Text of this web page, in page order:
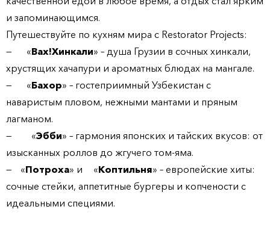
и запоминающимся.
Путешествуйте по кухням мира с Restorator Projects:
—
«Вах!Хинкали» – душа Грузии в сочных хинкали,
хрустящих хачапури и ароматных блюдах на мангале.
—
«Бахор» – гостеприимный Узбекистан с
наваристым пловом, нежными мантами и пряным
лагманом.
—
«Эбби» – гармония японских и тайских вкусов: от
изысканных роллов до жгучего том-яма.
—
«Потроха» и «Коптильня» – европейские хиты:
сочные стейки, аппетитные бургеры и копчености с
идеальными специями.